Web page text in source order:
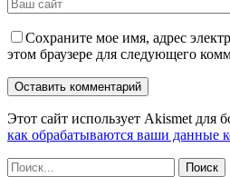
Сохраните мое имя, адрес
этом браузере для следующего
Этот сайт использует Akismet для
как обрабатываются ваши данные